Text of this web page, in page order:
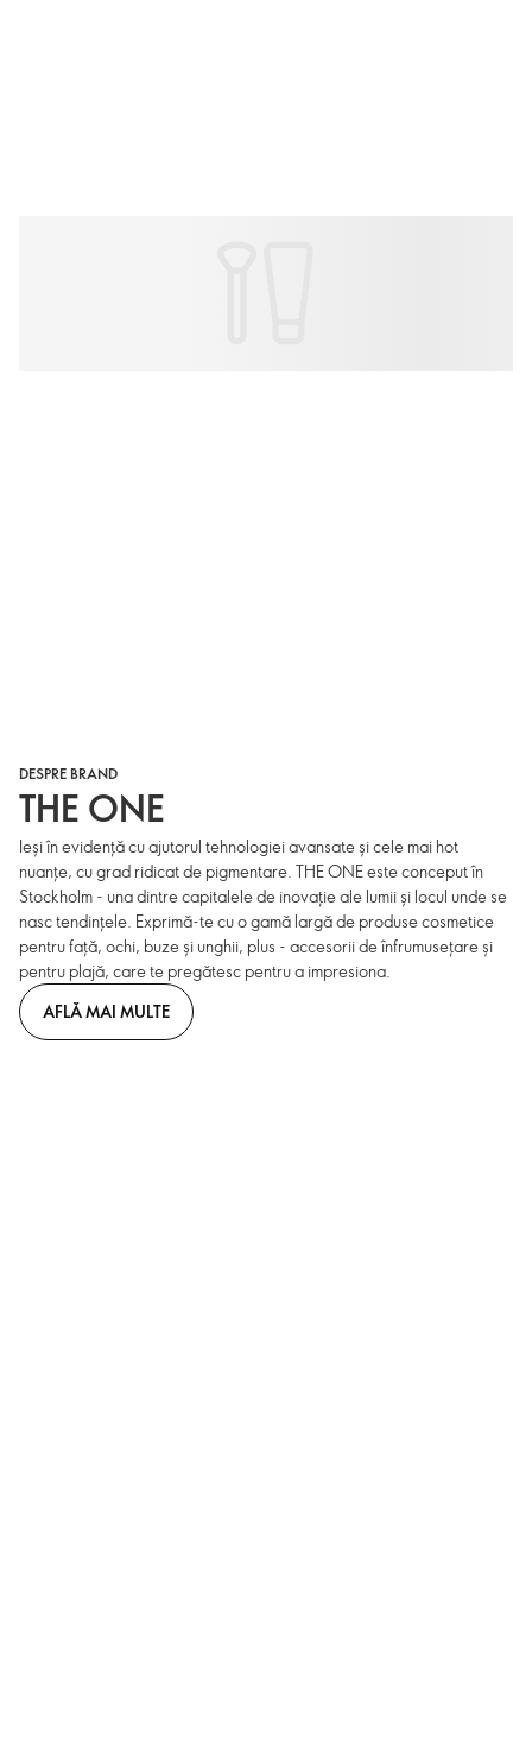
DESPRE BRAND
THE ONE
Ieși în evidență cu ajutorul tehnologiei avansate și cele mai hot
nuanțe, cu grad ridicat de pigmentare. THE ONE este conceput în
Stockholm - una dintre capitalele de inovație ale lumii și locul unde se
nasc tendințele. Exprimă-te cu o gamă largă de produse cosmetice
pentru față, ochi, buze și unghii, plus - accesorii de înfrumusețare și
pentru plajă, care te pregătesc pentru a impresiona.
AFLĂ MAI MULTE